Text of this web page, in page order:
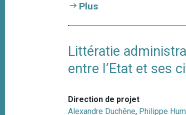
Plus
Littératie
entre l’Etat et ses
Direction de projet
Alexandre Duchêne, Philippe